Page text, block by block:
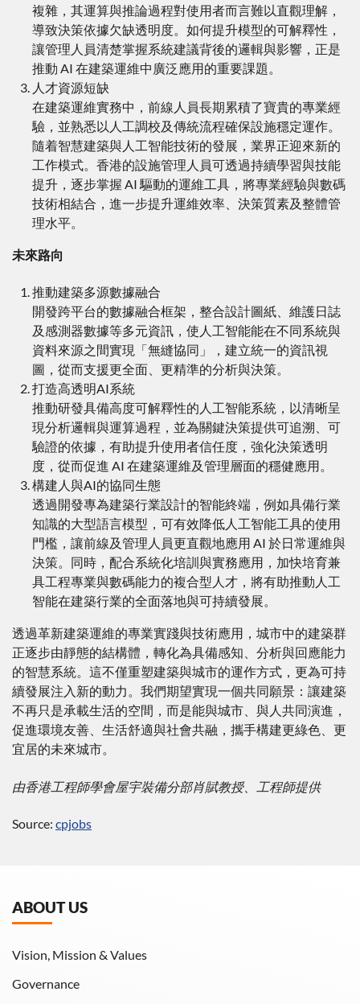
複雜，其運算與推論過程對使用者而言難以直觀理解，
導致決策依據欠缺透明度。如何提升模型的可解釋性，
讓管理人員清楚掌握系統建議背後的邏輯與影響，正是
推動 AI 在建築運維中廣泛應用的重要課題。
人才資源短缺
在建築運維實務中，前線人員長期累積了寶貴的專業經
驗，並熟悉以人工調校及傳統流程確保設施穩定運作。
隨着智慧建築與人工智能技術的發展，業界正迎來新的
工作模式。香港的設施管理人員可透過持續學習與技能
提升，逐步掌握 AI 驅動的運維工具，將專業經驗與數碼
技術相結合，進一步提升運維效率、決策質素及整體管
理水平。
未來路向
推動建築多源數據融合
開發跨平台的數據融合框架，整合設計圖紙、維護日誌
及感測器數據等多元資訊，使人工智能能在不同系統與
資料來源之間實現「無縫協同」，建立統一的資訊視
圖，從而支援更全面、更精準的分析與決策。
打造高透明AI系統
推動研發具備高度可解釋性的人工智能系統，以清晰呈
現分析邏輯與運算過程，並為關鍵決策提供可追溯、可
驗證的依據，有助提升使用者信任度，強化決策透明
度，從而促進 AI 在建築運維及管理層面的穩健應用。
構建人與AI的協同生態
透過開發專為建築行業設計的智能終端，例如具備行業
知識的大型語言模型，可有效降低人工智能工具的使用
門檻，讓前線及管理人員更直觀地應用 AI 於日常運維與
決策。同時，配合系統化培訓與實務應用，加快培育兼
具工程專業與數碼能力的複合型人才，將有助推動人工
智能在建築行業的全面落地與可持續發展。
透過革新建築運維的專業實踐與技術應用，城市中的建築群
正逐步由靜態的結構體，轉化為具備感知、分析與回應能力
的智慧系統。這不僅重塑建築與城市的運作方式，更為可持
續發展注入新的動力。我們期望實現一個共同願景：讓建築
不再只是承載生活的空間，而是能與城市、與人共同演進，
促進環境友善、生活舒適與社會共融，攜手構建更綠色、更
宜居的未來城市。
由香港工程師學會屋宇裝備分部肖賦教授、工程師提供
Source: cpjobs
ABOUT US
Vision, Mission & Values
Governance